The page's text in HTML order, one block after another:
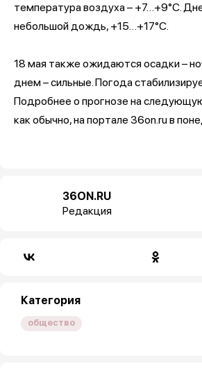
температура воздуха – +7…+9°С.
небольшой дождь, +15…+17°С.
18 мая также ожидаются осадки –
днем – сильные. Погода
Подробнее о прогнозе на
как обычно, на портале 36on.ru в
36ON.RU
Редакция
Категория
общество